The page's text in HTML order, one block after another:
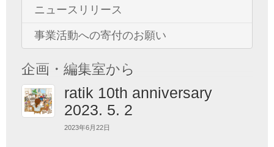
ニュースリリース
事業活動への寄付のお願い
企画・編集室から
ratik 10th anniversary
2023. 5. 2
2023年6月22日